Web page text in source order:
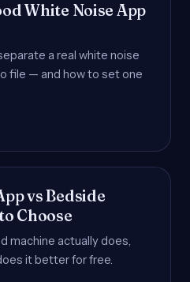
White Noise App
a real white noise
file — and how to set one
vs Bedside
Choose
machine actually does,
it better for free.